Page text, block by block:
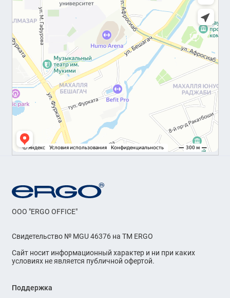
OOO "ERGO OFFICE"
Свидетельство № MGU 46376 на ТМ ERGO
Сайт носит информационный характер и ни при каких
условиях не является публичной офертой.
Поддержка